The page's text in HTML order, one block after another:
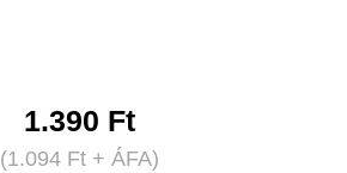
1.390 Ft
(1.094 Ft+ ÁFA)